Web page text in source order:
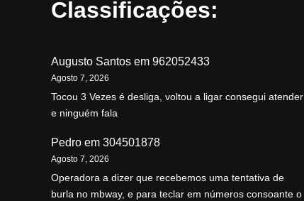
Classificações:
Augusto Santos em 962052433
Agosto 7, 2026
Tocou 3 Vezes é desliga, voltou a ligar consegui atender
e ninguém fala
Pedro em 304501878
Agosto 7, 2026
Operadora a dizer que recebemos uma tentativa de
burla no mbway, e para teclar em números consoante o